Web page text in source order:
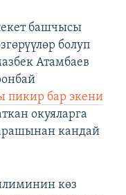
башчысы
болуп
Атамбаев
пикир бар экени
окуяларга
кандай
көз